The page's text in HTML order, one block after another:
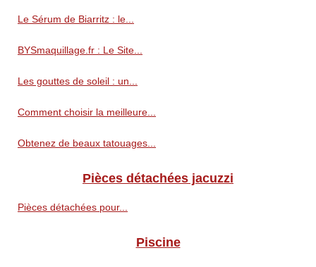
Le Sérum de Biarritz : le...
BYSmaquillage.fr : Le Site...
Les gouttes de soleil : un...
Comment choisir la meilleure...
Obtenez de beaux tatouages...
Pièces détachées jacuzzi
Pièces détachées pour...
Piscine